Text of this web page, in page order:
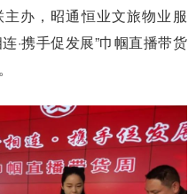
办，昭通恒业文旅物业服
·携手促发展”巾帼直播带货